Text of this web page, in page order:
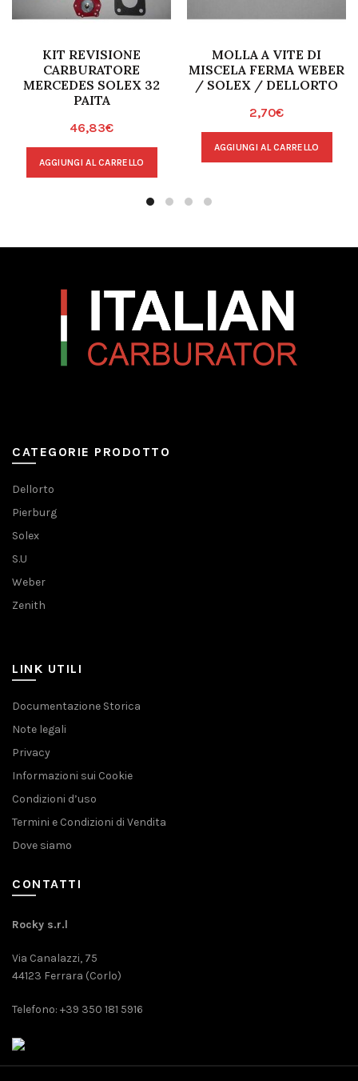
KIT REVISIONE
CARBURATORE
MERCEDES SOLEX 32
PAITA
46,83€
AGGIUNGI AL CARRELLO
MOLLA A VITE DI
MISCELA FERMA WEBER
/ SOLEX / DELLORTO
2,70€
AGGIUNGI AL CARRELLO
CATEGORIE PRODOTTO
Dellorto
Pierburg
Solex
S.U
Weber
Zenith
LINK UTILI
Documentazione Storica
Note legali
Privacy
Informazioni sui Cookie
Condizioni d’uso
Termini e Condizioni di Vendita
Dove siamo
CONTATTI
Rocky s.r.l
Via Canalazzi, 75
44123 Ferrara (Corlo)
Telefono: +39 350 181 5916